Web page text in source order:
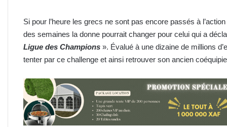
Si pour l’heure les grecs ne sont pas encore passés à
des semaines la donne pourrait changer pour celui qui a
Ligue des Champions ». Évalué à une dizaine de millions
tenter par ce challenge et ainsi retrouver son ancien